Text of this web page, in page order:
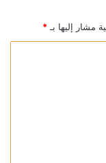
مشار إليها بـ *